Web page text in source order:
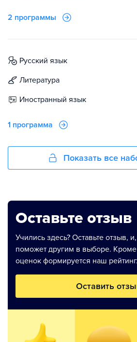
2 программы
русский язык
литература
иностранный язык
1 программа
Показать все
Оставьте отзыв
Учились здесь? Оставьте отзыв,
поможет другим в выборе. Кроме
оценок формируется наш рейтинг.
Оставить